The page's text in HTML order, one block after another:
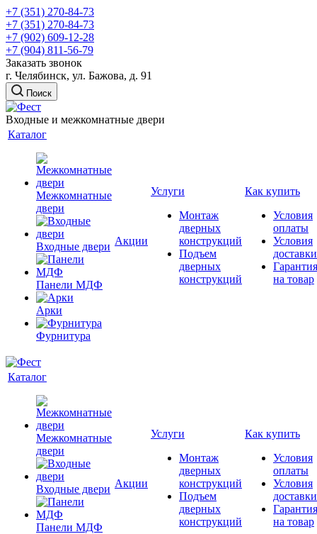
+7 (351) 270-84-73
+7 (351) 270-84-73
+7 (902) 609-12-28
+7 (904) 811-56-79
Заказать звонок
г. Челябинск, ул. Бажова, д. 91
Поиск
Входные и межкомнатные двери
Каталог
Межкомнатные
двери
Входные двери
Панели МДФ
Арки
Фурнитура
Акции
Услуги
Монтаж
дверных
конструкций
Подъем
дверных
конструкций
Как купить
Условия
оплаты
Условия
доставки
Гарантия
на товар
Каталог
Межкомнатные
двери
Входные двери
Панели МДФ
Акции
Услуги
Монтаж
дверных
конструкций
Подъем
дверных
конструкций
Как купить
Условия
оплаты
Условия
доставки
Гарантия
на товар